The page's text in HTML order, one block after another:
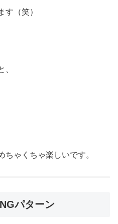
す（笑）
、
ゃくちゃ楽しいです。
パターン